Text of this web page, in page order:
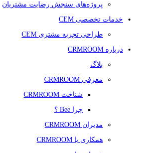
پروژه‌های سنجش رضایت مشتریان
خدمات تخصصی CEM
طراحی تجربه مشتری CEM
درباره CRMROOM
بلاگ
معرفی CRMROOM
شناخت CRMROOM
چرا Bee ؟
مدیران CRMROOM
همکاری با CRMROOM